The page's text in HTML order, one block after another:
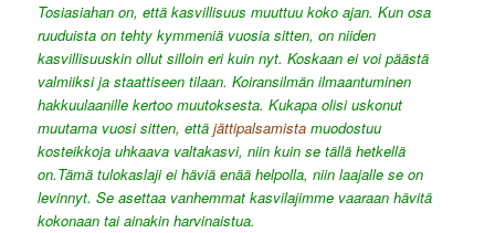
Tosiasiahan on, että kasvillisuus muuttuu koko ajan. Kun osa
ruuduista on tehty kymmeniä vuosia sitten, on niiden
kasvillisuuskin ollut silloin eri kuin nyt. Koskaan ei voi päästä
valmiiksi ja staattiseen tilaan. Koiransilmän ilmaantuminen
hakkuulaanille kertoo muutoksesta. Kukapa olisi uskonut
muutama vuosi sitten, ettäjättipalsamista muodostuu
kosteikkoja uhkaava valtakasvi, niin kuin se tällä hetkellä
on.Tämä tulokaslaji ei häviä enää helpolla, niin laajalle se on
levinnyt. Se asettaa vanhemmat kasvilajimme vaaraan hävitä
kokonaan tai ainakin harvinaistua.